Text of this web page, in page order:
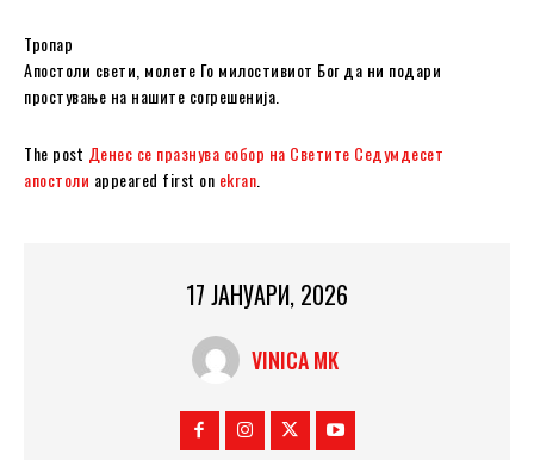
Тропар
Апостоли свети, молете Го милостивиот Бог да ни подари
простување на нашите согрешенија.
The post Денес се празнува собор на Светите Седумдесет
aпостоли appeared first on ekran
17 ЈАНУАРИ, 2026
VINICA MK